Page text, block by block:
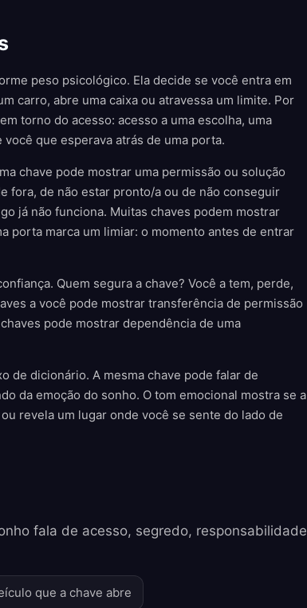
peso psicológico. Ela decide se você entra em
carro, abre uma caixa ou atravessa um limite. Por
torno do acesso: acesso a uma escolha, uma
que esperava atrás de uma porta.
chave pode mostrar uma permissão ou solução
fora, de não estar pronto/a ou de não conseguir
já não funciona. Muitas chaves podem mostrar
porta marca um limiar: o momento antes de entrar
Quem segura a chave? Você a tem, perde,
a você pode mostrar transferência de permissão
pode mostrar dependência de uma
de dicionário. A mesma chave pode falar de
da emoção do sonho. O tom emocional mostra se a
revela um lugar onde você se sente do lado de
fala de acesso, segredo, responsabilidade
que a chave abre